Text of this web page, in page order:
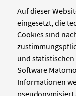
Auf dieser
eingesetzt, die
Cookies sind
und
Software
Informationen
pseudonymisiert
Verlag
Zellwerk GmbH &
Pinienstraße 2
40233 Düsseldorf
www.zellwerk.com